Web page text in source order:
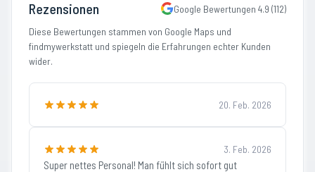
Rezensionen Google Bewertungen 4.9 (112)
Diese Bewertungen stammen von Google Maps und
findmywerkstatt und spiegeln die Erfahrungen echter Kunden
wider.
20. Feb. 2026
3. Feb. 2026
Super nettes Personal! Man fühlt sich sofort gut